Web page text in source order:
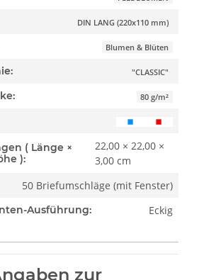
DIN LANG (220x110 mm)
Blumen & Blüten
"CLASSIC"
80 g/m²
( Länge ×
):
22,00 × 22,00 ×
3,00 cm
50 Briefumschläge (mit Fenster)
Ausführung: Eckig
zur